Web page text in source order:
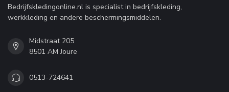
Bedrijfskledingonline.nl is specialist in bedrijfskleding,
werkkleding en andere beschermingsmiddelen.
Midstraat 205
8501 AM Joure
0513-724641